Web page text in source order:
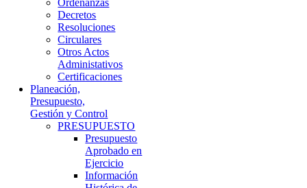
Ordenanzas
Decretos
Resoluciones
Circulares
Otros Actos
Administativos
Certificaciones
Planeación,
Presupuesto,
Gestión y Control
PRESUPUESTO
Presupuesto
Aprobado en
Ejercicio
Información